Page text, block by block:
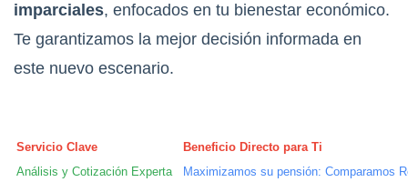
imparciales, enfocados en tu bienestar económico.
Te garantizamos la mejor decisión informada en
este nuevo escenario.
Servicio Clave
Beneficio Directo para Ti
Análisis y Cotización Experta
Maximizamos su pensión: Comparamos